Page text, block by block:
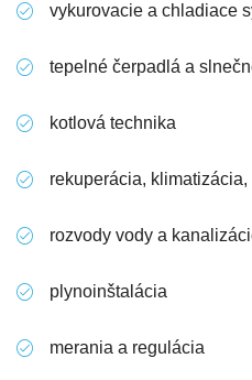
vykurovacie a chladiace
tepelné čerpadlá a
kotlová technika
rekuperácia,
rozvody vody a
plynoinštalácia
merania a regulácia